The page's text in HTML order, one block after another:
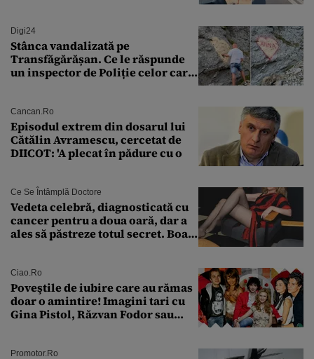
Digi24
Stânca vandalizată pe
Transfăgărășan. Ce le răspunde
un inspector de Poliție celor care
Cancan.ro
Episodul extrem din dosarul lui
Cătălin Avramescu, cercetat de
DIICOT: 'A plecat în pădure cu o
Ce Se Întâmplă Doctore
Vedeta celebră, diagnosticată cu
cancer pentru a doua oară, dar a
ales să păstreze totul secret. Boala
Ciao.ro
Poveştile de iubire care au rămas
doar o amintire! Imagini tari cu
Gina Pistol, Răzvan Fodor sau
Promotor.ro